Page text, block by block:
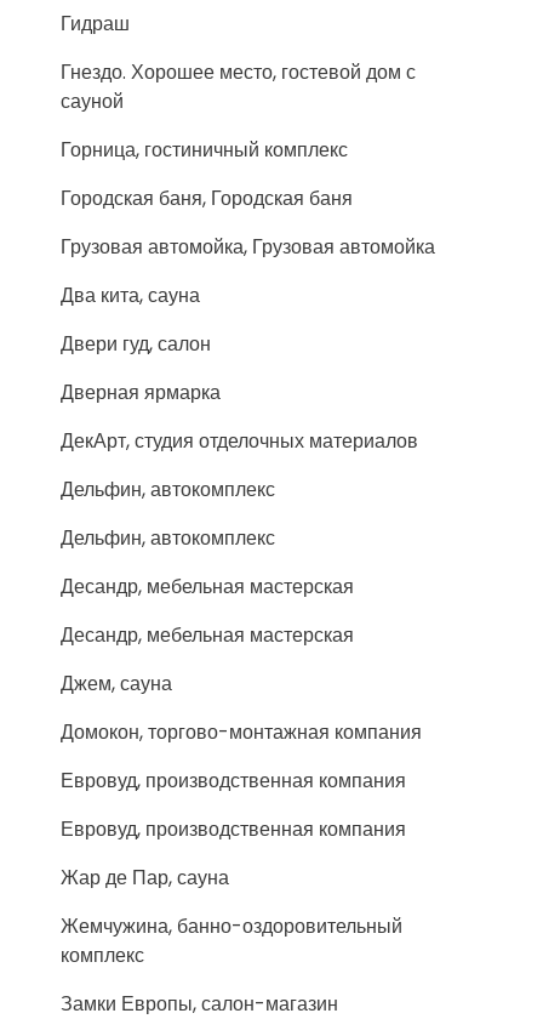
Гидраш
Гнездо. Хорошее место, гостевой дом с
сауной
Горница, гостиничный комплекс
Городская баня, Городская баня
Грузовая автомойка, Грузовая автомойка
Два кита, сауна
Двери гуд, салон
Дверная ярмарка
ДекАрт, студия отделочных материалов
Дельфин, автокомплекс
Дельфин, автокомплекс
Десандр, мебельная мастерская
Десандр, мебельная мастерская
Джем, сауна
Домокон, торгово-монтажная компания
Евровуд, производственная компания
Евровуд, производственная компания
Жар де Пар, сауна
Жемчужина, банно-оздоровительный
комплекс
Замки Европы, салон-магазин